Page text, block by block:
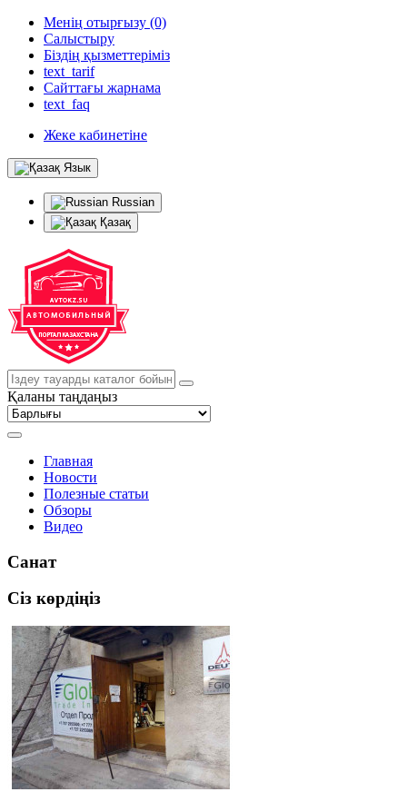
Менің отырғызу (0)
Салыстыру
Біздің қызметтеріміз
text_tarif
Сайттағы жарнама
text_faq
Жеке кабинетіне
Язык
Russian
Қазақ
Қаланы таңдаңыз
Главная
Новости
Полезные статьи
Обзоры
Видео
Санат
Сіз көрдіңіз